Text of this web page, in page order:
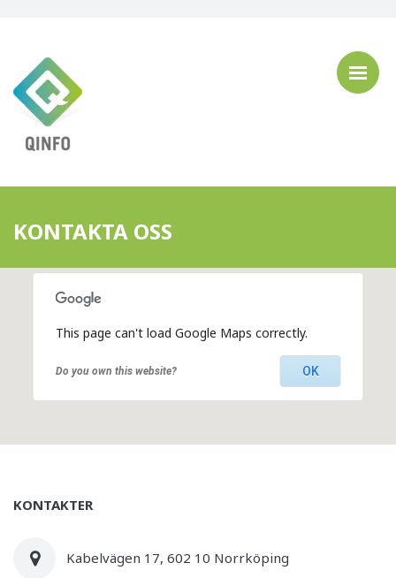
KONTAKTA OSS
This page can't load Google Maps correctly.
Do you own this website? OK
KONTAKTER
Kabelvägen 17, 602 10 Norrköping